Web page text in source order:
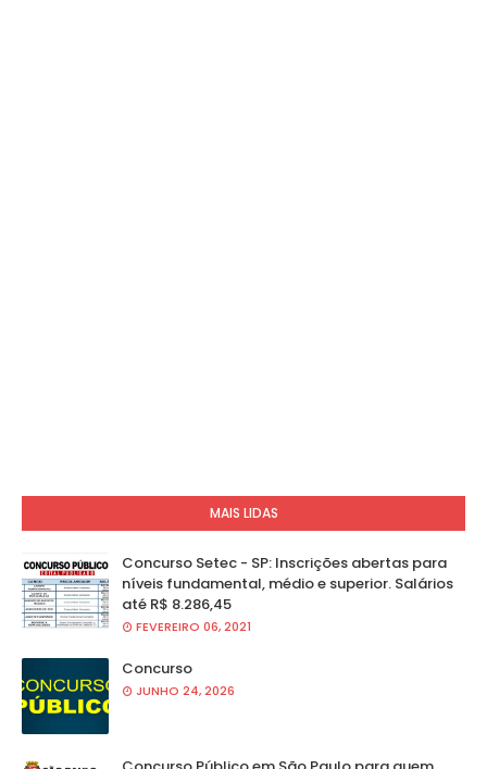
MAIS LIDAS
Concurso Setec - SP: Inscrições abertas para
níveis fundamental, médio e superior. Salários
até R$ 8.286,45
FEVEREIRO 06, 2021
Concurso
JUNHO 24, 2026